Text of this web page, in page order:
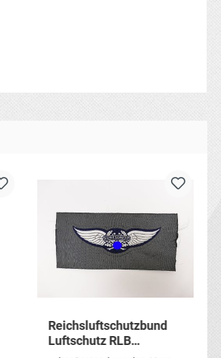
Reichsluftschutzbund
Luftschutz RLB